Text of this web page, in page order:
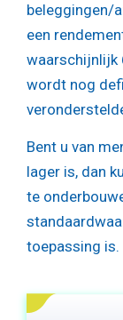
beleggingen/
een
waarschijnlijk
wordt nog
Bent u van
lager is, dan
te
toepassing is.